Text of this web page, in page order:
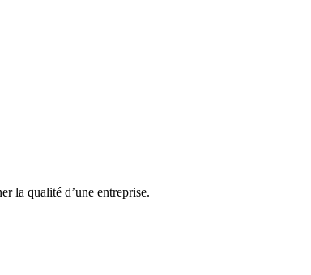
la qualité d’une entreprise.